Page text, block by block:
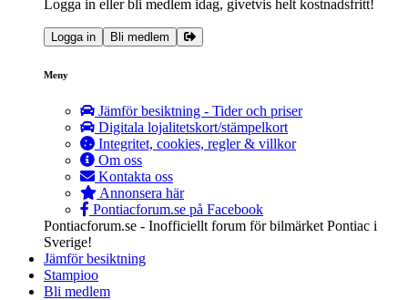
Logga in eller bli medlem idag, givetvis helt kostnadsfritt!
Logga in Bli medlem
Meny
Jämför besiktning - Tider och priser
Digitala lojalitetskort/stämpelkort
Integritet, cookies, regler & villkor
Om oss
Kontakta oss
Annonsera här
Pontiacforum.se på Facebook
Pontiacforum.se - Inofficiellt forum för bilmärket Pontiac i
Sverige!
Jämför besiktning
Stampioo
Bli medlem